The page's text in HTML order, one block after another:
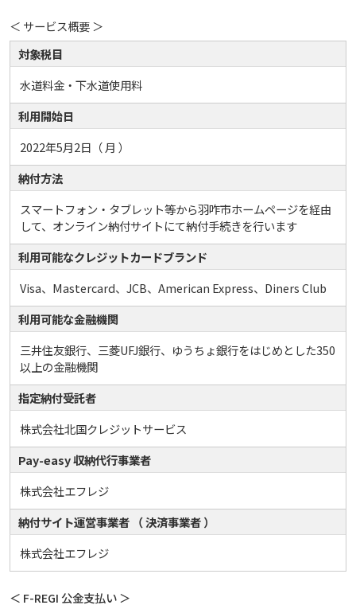
＜ サービス概要 ＞
対象税目
水道料金・下水道使用料
利用開始日
2022年5月2日（ 月 ）
納付方法
スマートフォン・タブレット等から羽咋市ホームページを経由
して、オンライン納付サイトにて納付手続きを行います
利用可能なクレジットカードブランド
Visa、Mastercard、JCB、American Express、Diners Club
利用可能な金融機関
三井住友銀行、三菱UFJ銀行、ゆうちょ銀行をはじめとした350
以上の金融機関
指定納付受託者
株式会社北国クレジットサービス
Pay-easy 収納代行事業者
株式会社エフレジ
納付サイト運営事業者 （ 決済事業者 ）
株式会社エフレジ
＜ F-REGI 公金支払い ＞